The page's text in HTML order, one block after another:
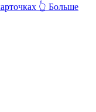
👆 Больше